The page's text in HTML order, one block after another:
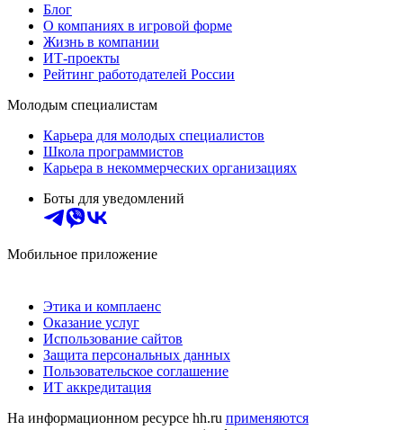
Блог
О компаниях в игровой форме
Жизнь в компании
ИТ-проекты
Рейтинг работодателей России
Молодым специалистам
Карьера для молодых специалистов
Школа программистов
Карьера в некоммерческих организациях
Боты для уведомлений
Мобильное приложение
Этика и комплаенс
Оказание услуг
Использование сайтов
Защита персональных данных
Пользовательское соглашение
ИТ аккредитация
На информационном ресурсе hh.ru применяются